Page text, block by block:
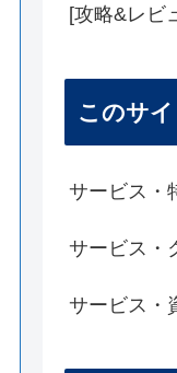
[攻略&レビ
このサ
サービス・
サービス・
サービス・